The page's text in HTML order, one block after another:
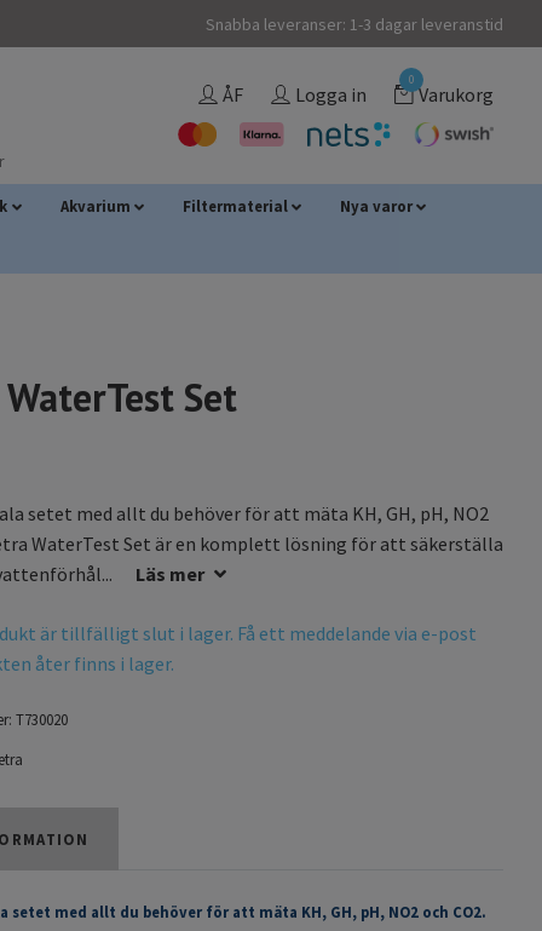
Snabba leveranser: 1-3 dagar leveranstid
ÅF Logga in
0
Varukorg
Akvarium Filtermaterial Nya varor
Set
setet med allt du behöver för att mäta KH, GH, pH, NO2
WaterTest Set är en komplett lösning för att säkerställa
Läs mer
är tillfälligt slut i lager. Få ett meddelande via e-post
åter finns i lager.
T730020
setet med allt du behöver för att mäta KH, GH, pH, NO2 och CO2.